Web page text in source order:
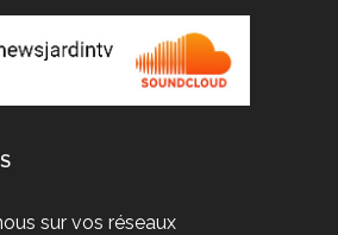
sur vos réseaux